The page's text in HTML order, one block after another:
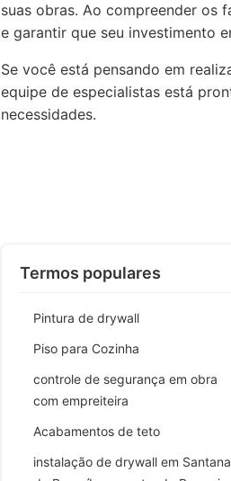
suas obras. Ao compreender os
e garantir que seu investimento
Se você está pensando em
equipe de especialistas está
necessidades.
Termos populares
Pintura de drywall
Piso para Cozinha
controle de segurança em obra
com empreiteira
Acabamentos de teto
instalação de drywall em Santana